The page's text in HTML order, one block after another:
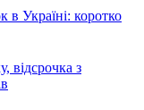
в Україні: коротко
відсрочка з